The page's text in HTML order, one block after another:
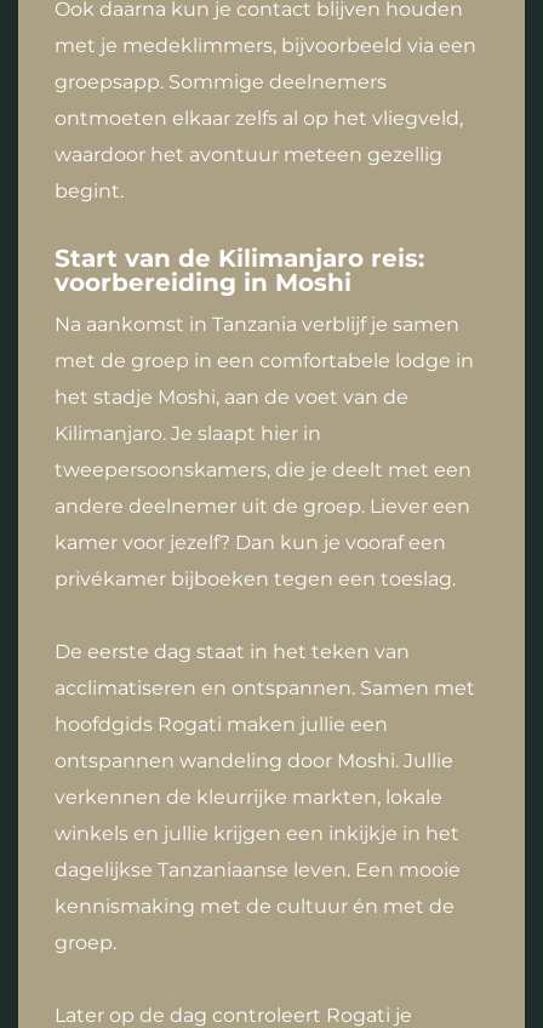
Ook daarna kun je contact blijven houden
met je medeklimmers, bijvoorbeeld via een
groepsapp. Sommige deelnemers
ontmoeten elkaar zelfs al op het vliegveld,
waardoor het avontuur meteen gezellig
begint.
Start van de Kilimanjaro reis:
voorbereiding in Moshi
Na aankomst in Tanzania verblijf je samen
met de groep in een comfortabele lodge in
het stadje Moshi, aan de voet van de
Kilimanjaro. Je slaapt hier in
tweepersoonskamers, die je deelt met een
andere deelnemer uit de groep. Liever een
kamer voor jezelf? Dan kun je vooraf een
privékamer bijboeken tegen een toeslag.
De eerste dag staat in het teken van
acclimatiseren en ontspannen. Samen met
hoofdgids Rogati maken jullie een
ontspannen wandeling door Moshi. Jullie
verkennen de kleurrijke markten, lokale
winkels en jullie krijgen een inkijkje in het
dagelijkse Tanzaniaanse leven. Een mooie
kennismaking met de cultuur én met de
groep.
Later op de dag controleert Rogati je